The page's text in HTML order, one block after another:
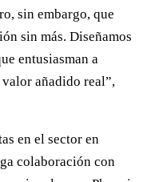
sin embargo, que
sin más. Diseñamos
entusiasman a
añadido real”,
en el sector en
colaboración con